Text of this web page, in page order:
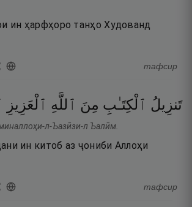
ин ҳарфҳоро танҳо Худованд
тафсир
تَنزِيلُ ٱلْكِتَـٰبِ مِنَ ٱللَّهِ ٱلْعَزِيزِ
л-Ъазӣзи-л Ъалӣм.
ин китоб аз ҷониби Аллоҳи
тафсир